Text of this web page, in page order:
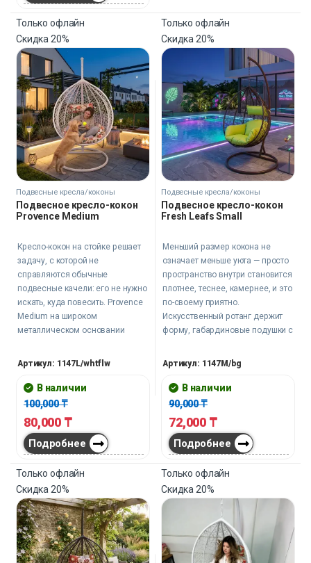
Только офлайн
Скидка 20%
Подвесные кресла/коконы
Подвесное кресло-кокон
Provence Medium
Кресло-кокон на стойке решает
задачу, с которой не
справляются обычные
подвесные качели: его не нужно
искать, куда повесить. Provence
Medium на широком
металлическом основании
притяжения в любом
кокон и яркие подушки с
принтом притягивают взгляд и
удовольствие.
Артикул: 1147L/whtflw
В наличии
100,000₸
80,000 ₸
Подробнее
Только офлайн
Скидка 20%
Подвесные кресла/коконы
Подвесное кресло-кокон
Fresh Leafs Small
Меньший размер кокона не
означает меньше уюта — просто
пространство внутри становится
плотнее, теснее, камернее, и это
по-своему приятно.
Искусственный ротанг держит
форму, габардиновые подушки с
поддерживают спину и голову,
устойчиво на любой ровной
поверхности. Fresh Leafs Small
маленького пространства.
Артикул: 1147M/bg
В наличии
90,000₸
72,000 ₸
Подробнее
Только офлайн
Скидка20%
Только офлайн
Скидка20%